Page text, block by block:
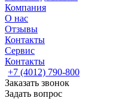
Компания
О нас
Отзывы
Контакты
Сервис
Контакты
+7 (4012) 790-800
Заказать звонок
Задать вопрос